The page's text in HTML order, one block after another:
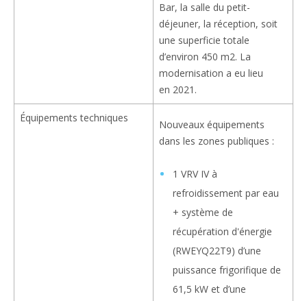
Bar, la salle du petit-
déjeuner, la réception, soit
une superficie totale
d’environ 450 m2. La
modernisation a eu lieu
en 2021.
Équipements techniques
Nouveaux équipements
dans les zones publiques :
1 VRV IV à
refroidissement par eau
+ système de
récupération d'énergie
(RWEYQ22T9) d’une
puissance frigorifique de
61,5 kW et d’une